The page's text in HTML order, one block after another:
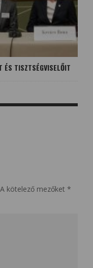
ÉS TISZTSÉGVISELŐIT
A kötelező mezőket *